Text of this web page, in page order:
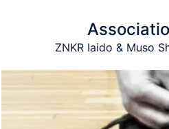
ZNKR Iaido & Muso